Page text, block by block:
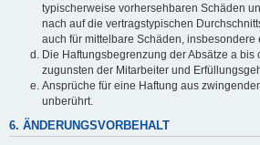
typischerweise vorhersehbaren Schäden
nach auf die vertragstypischen
auch für mittelbare Schäden, insbesondere
Die Haftungsbegrenzung der Absätze a bis
zugunsten der Mitarbeiter und
Ansprüche für eine Haftung aus
unberührt.
6. ÄNDERUNGSVORBEHALT